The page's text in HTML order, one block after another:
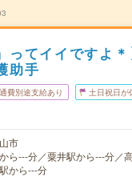
ってイイですよ
助手
費別途支給あり 土日祝日が
市
ら---分／粟井駅から---分／
から---分